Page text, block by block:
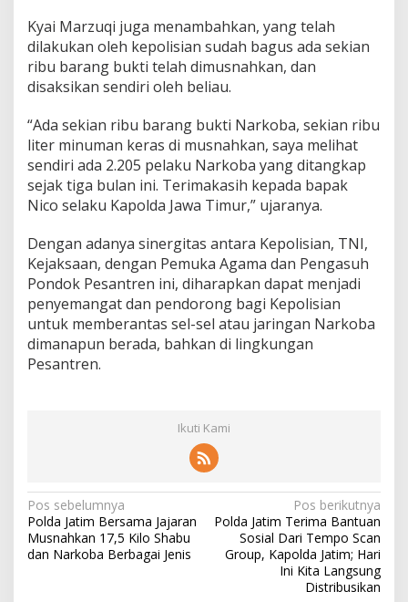
Kyai Marzuqi juga menambahkan, yang telah
dilakukan oleh kepolisian sudah bagus ada sekian
ribu barang bukti telah dimusnahkan, dan
disaksikan sendiri oleh beliau.
“Ada sekian ribu barang bukti Narkoba, sekian ribu
liter minuman keras di musnahkan, saya melihat
sendiri ada 2.205 pelaku Narkoba yang ditangkap
sejak tiga bulan ini. Terimakasih kepada bapak
Nico selaku Kapolda Jawa Timur,” ujaranya.
Dengan adanya sinergitas antara Kepolisian, TNI,
Kejaksaan, dengan Pemuka Agama dan Pengasuh
Pondok Pesantren ini, diharapkan dapat menjadi
penyemangat dan pendorong bagi Kepolisian
untuk memberantas sel-sel atau jaringan Narkoba
dimanapun berada, bahkan di lingkungan
Pesantren.
Ikuti Kami
N
a
v
Pos sebelumnya
Polda Jatim Bersama Jajaran
Musnahkan 17,5 Kilo Shabu
dan Narkoba Berbagai Jenis
Pos berikutnya
Polda Jatim Terima Bantuan
Sosial Dari Tempo Scan
Group, Kapolda Jatim; Hari
Ini Kita Langsung
Distribusikan